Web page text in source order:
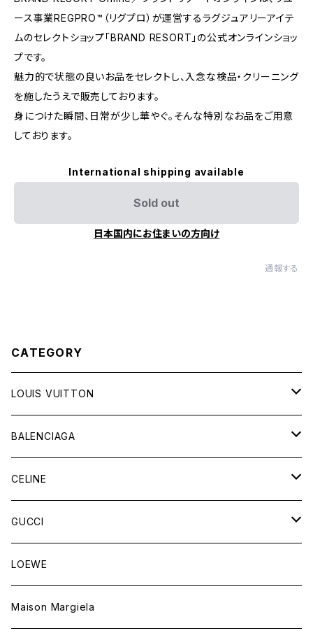
ース事業REGPRO™（リグプロ）が運営するラグジュアリーアイテ
ムのセレクトショップ「BRAND RESORT」の公式オンラインショッ
プです。
魅力的で状態の良いお品をセレクトし、入念な検品・クリーニング
を施したうえで販売しております。
身につけた瞬間、日常が少し華やぐ。そんな特別なお品をご用意
しております。
International shipping available
Sold out
日本国内にお住まいの方向け
通報する
CATEGORY
LOUIS VUITTON
バッグ
財布&小物
ウェア
BALENCIAGA
バッグ
財布&小物
ウェア
CELINE
バッグ
財布&小物
ウェア
GUCCI
バッグ
財布&小物
LOEWE
Maison Margiela